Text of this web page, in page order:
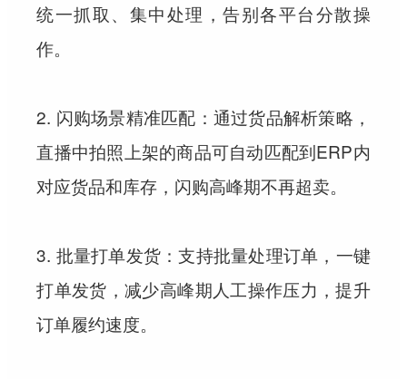
统一抓取、集中处理，告别各平台分散操
作。
2. 闪购场景精准匹配：通过货品解析策略，
直播中拍照上架的商品可自动匹配到ERP内
对应货品和库存，闪购高峰期不再超卖。
3. 批量打单发货：支持批量处理订单，一键
打单发货，减少高峰期人工操作压力，提升
订单履约速度。